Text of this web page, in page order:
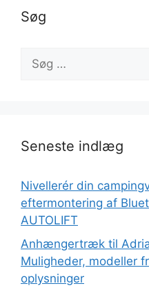
Søg
Seneste indlæg
Nivellerér din
eftermontering af
AUTOLIFT
Anhængertræk til
Muligheder, modeller
oplysninger